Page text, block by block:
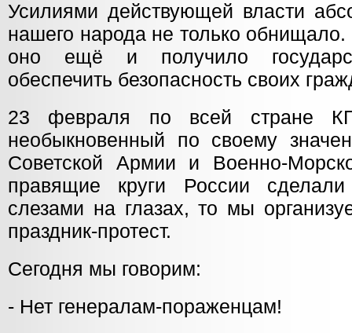
Усилиями действующей власти
нашего народа не только
оно ещё и получило
обеспечить безопасность своих
23 февраля по всей стране
необыкновенный по своему
Советской Армии и Военно-
правящие круги России
слезами на глазах, то мы
праздник-протест.
Сегодня мы говорим:
- Нет генералам-пораженцам!